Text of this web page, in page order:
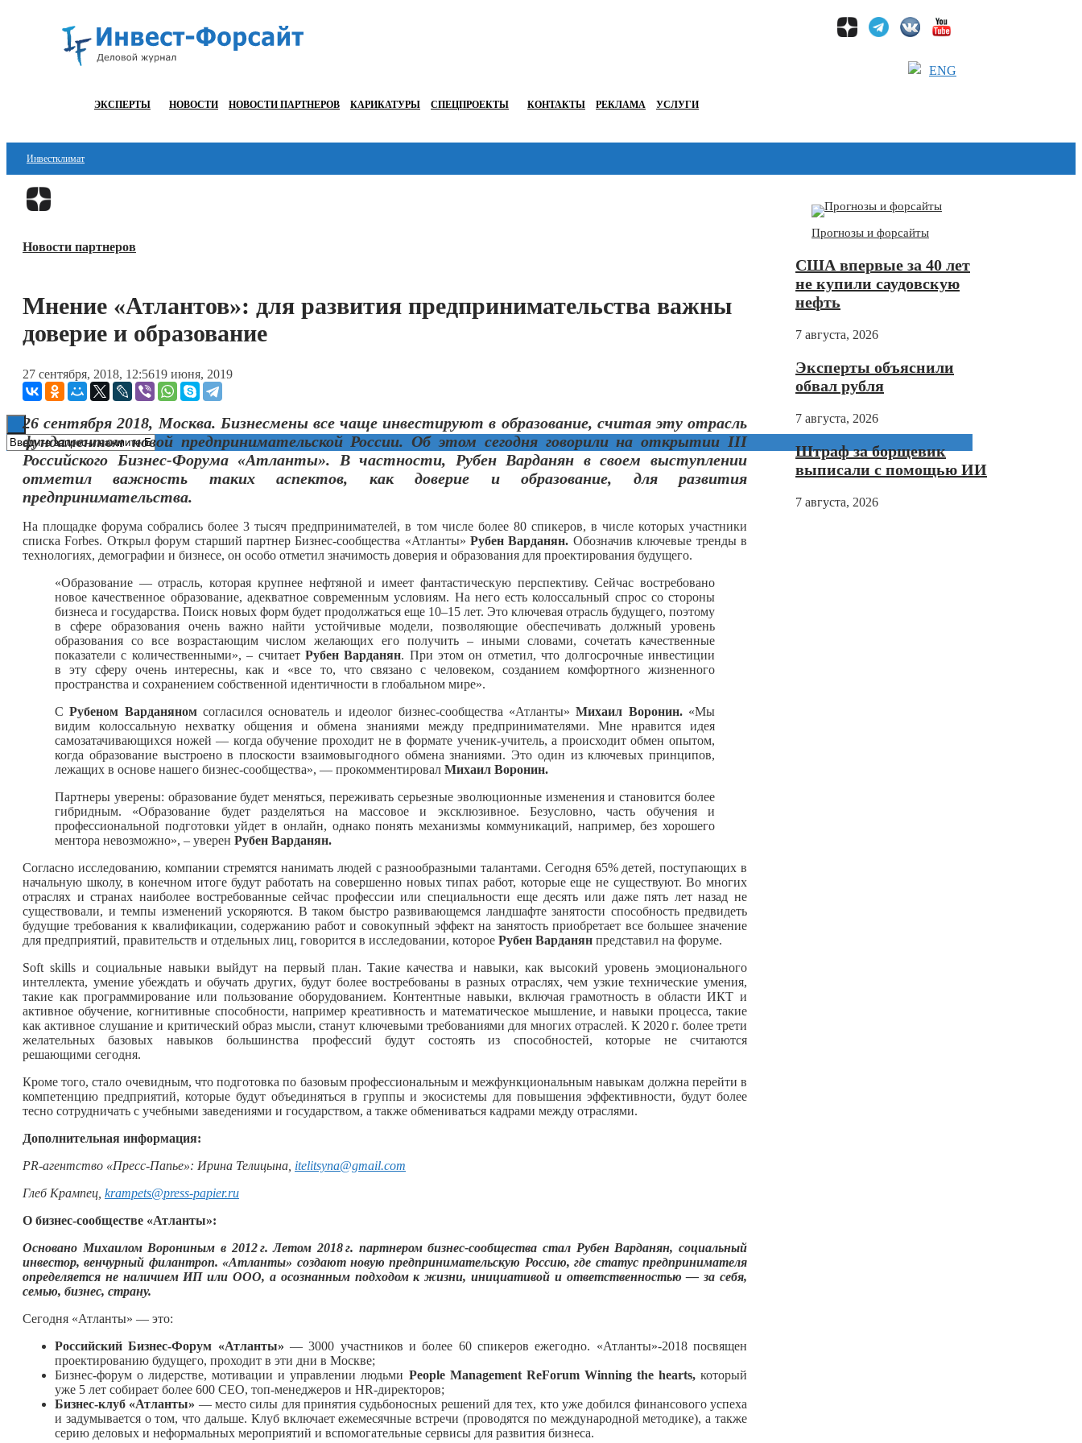
ENG
ЭКСПЕРТЫ НОВОСТИ НОВОСТИ ПАРТНЕРОВ КАРИКАТУРЫ СПЕЦПРОЕКТЫ КОНТАКТЫ РЕКЛАМА УСЛУГИ
Инвестклимат
Финансы
Блокчейн
Книги
Новости партнеров
Мнение «Атлантов»: для развития предпринимательства важны
доверие и образование
27 сентября, 2018, 12:5619 июня, 2019
26 сентября 2018, Москва. Бизнесмены все чаще инвестируют в образование, считая эту отрасль
фундаментом новой предпринимательской России. Об этом сегодня говорили на открытии III
Российского Бизнес-Форума «Атланты». В частности, Рубен Варданян в своем выступлении
отметил важность таких аспектов, как доверие и образование, для развития
предпринимательства.
На площадке форума собрались более 3 тысяч предпринимателей, в том числе более 80 спикеров, в числе которых участники
списка Forbes. Открыл форум старший партнер Бизнес-сообщества «Атланты»Рубен Варданян. Обозначив ключевые тренды в
технологиях, демографии и бизнесе, он особо отметил значимость доверия и образования для проектирования будущего.
«Образование — отрасль, которая крупнее нефтяной и имеет фантастическую перспективу. Сейчас востребовано
новое качественное образование, адекватное современным условиям. На него есть колоссальный спрос со стороны
бизнеса и государства. Поиск новых форм будет продолжаться еще 10–15 лет. Это ключевая отрасль будущего, поэтому
в сфере образования очень важно найти устойчивые модели, позволяющие обеспечивать должный уровень
образования со все возрастающим числом желающих его получить – иными словами, сочетать качественные
показатели с количественными», – считает Рубен Варданян. При этом он отметил, что долгосрочные инвестиции
в эту сферу очень интересны, как и «все то, что связано с человеком, созданием комфортного жизненного
пространства и сохранением собственной идентичности в глобальном мире».
СРубеном Варданяномсогласился основатель и идеолог бизнес-сообщества «Атланты»Михаил Воронин.«Мы
видим колоссальную нехватку общения и обмена знаниями между предпринимателями. Мне нравится идея
самозатачивающихся ножей — когда обучение проходит не в формате ученик-учитель, а происходит обмен опытом,
когда образование выстроено в плоскости взаимовыгодного обмена знаниями. Это один из ключевых принципов,
лежащих в основе нашего бизнес-сообщества», — прокомментировал Михаил Воронин.
Партнеры уверены: образование будет меняться, переживать серьезные эволюционные изменения и становится более
гибридным. «Образование будет разделяться на массовое и эксклюзивное. Безусловно, часть обучения и
профессиональной подготовки уйдет в онлайн, однако понять механизмы коммуникаций, например, без хорошего
ментора невозможно», – уверен Рубен Варданян.
Согласно исследованию, компании стремятся нанимать людей с разнообразными талантами. Сегодня 65% детей, поступающих в
начальную школу, в конечном итоге будут работать на совершенно новых типах работ, которые еще не существуют. Во многих
отраслях и странах наиболее востребованные сейчас профессии или специальности еще десять или даже пять лет назад не
существовали, и темпы изменений ускоряются. В таком быстро развивающемся ландшафте занятости способность предвидеть
будущие требования к квалификации, содержанию работ и совокупный эффект на занятость приобретает все большее значение
для предприятий, правительств и отдельных лиц, говорится в исследовании, которое Рубен Варданян представил на форуме.
Soft skills и социальные навыки выйдут на первый план. Такие качества и навыки, как высокий уровень эмоционального
интеллекта, умение убеждать и обучать других, будут более востребованы в разных отраслях, чем узкие технические умения,
такие как программирование или пользование оборудованием. Контентные навыки, включая грамотность в области ИКТ и
активное обучение, когнитивные способности, например креативность и математическое мышление, и навыки процесса, такие
как активное слушание и критический образ мысли, станут ключевыми требованиями для многих отраслей. К 2020 г. более трети
желательных базовых навыков большинства профессий будут состоять из способностей, которые не считаются
решающими сегодня.
Кроме того, стало очевидным, что подготовка по базовым профессиональным и межфункциональным навыкам должна перейти в
компетенцию предприятий, которые будут объединяться в группы и экосистемы для повышения эффективности, будут более
тесно сотрудничать с учебными заведениями и государством, а также обмениваться кадрами между отраслями.
Дополнительная информация:
PR-агентство «Пресс-Папье»: Ирина Телицына, itelitsyna@gmail.com
Глеб Крампец, krampets@press-papier.ru
О бизнес-сообществе «Атланты»:
Основано Михаилом Ворониным в 2012 г. Летом2018 г. партнером бизнес-сообщества стал Рубен Варданян, социальный
инвестор, венчурный филантроп. «Атланты» создают новую предпринимательскую Россию, где статус предпринимателя
определяется не наличием ИП или ООО, а осознанным подходом к жизни, инициативой и ответственностью — за себя,
семью, бизнес, страну.
Сегодня «Атланты» — это:
Российский Бизнес-Форум «Атланты» — 3000 участников и более 60 спикеров ежегодно. «Атланты»-2018 посвящен
проектированию будущего, проходит в эти дни в Москве;
Бизнес-форум о лидерстве, мотивации и управлении людьми People Management ReForum Winning the hearts,который
уже 5 лет собирает более 600 CEO, топ-менеджеров и HR-директоров;
Бизнес-клуб «Атланты» — место силы для принятия судьбоносных решений для тех, кто уже добился финансового успеха
и задумывается о том, что дальше. Клуб включает ежемесячные встречи (проводятся по международной методике), а также
серию деловых и неформальных мероприятий и вспомогательные сервисы для развития бизнеса.
Прогнозы и форсайты
США впервые за 40 лет
не купили саудовскую
нефть
7 августа, 2026
Эксперты объяснили
обвал рубля
7 августа, 2026
Штраф за борщевик
выписали с помощью ИИ
7 августа, 2026